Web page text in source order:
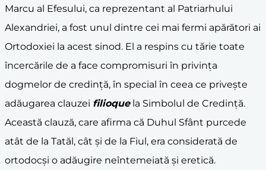
Marcu al Efesului, ca reprezentant al Patriarhului
Alexandriei, a fost unul dintre cei mai fermi apărători ai
Ortodoxiei la acest sinod. El a respins cu tărie toate
încercările de a face compromisuri în privința
dogmelor de credință, în special în ceea ce privește
adăugarea clauzei filioquela Simbolul de Credință.
Această clauză, care afirma că Duhul Sfânt purcede
atât de la Tatăl, cât și de la Fiul, era considerată de
ortodocși o adăugire neîntemeiată și eretică.